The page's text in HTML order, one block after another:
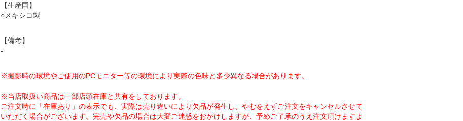
【生産国】
○メキシコ製
【備考】
-
※撮影時の環境やご使用のPCモニター等の環境により実際の色味と多少異なる場合があります。
※当店取扱い商品は一部店頭在庫と共有をしております。
ご注文時に「在庫あり」の表示でも、実際は売り違いにより欠品が発生し、やむをえずご注文をキャンセルさせて
いただく場合がございます。完売や欠品の場合は大変ご迷惑をおかけしますが、予めご了承のうえ注文頂けますよ